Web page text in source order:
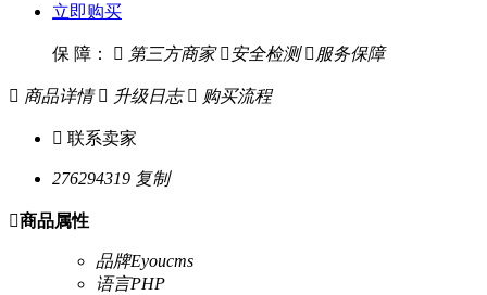
立即购买
保 障：  第三方商家  安全检测  服务保障
 商品详情  升级日志  购买流程
 联系卖家
276294319 复制
商品属性
品牌Eyoucms
语言PHP